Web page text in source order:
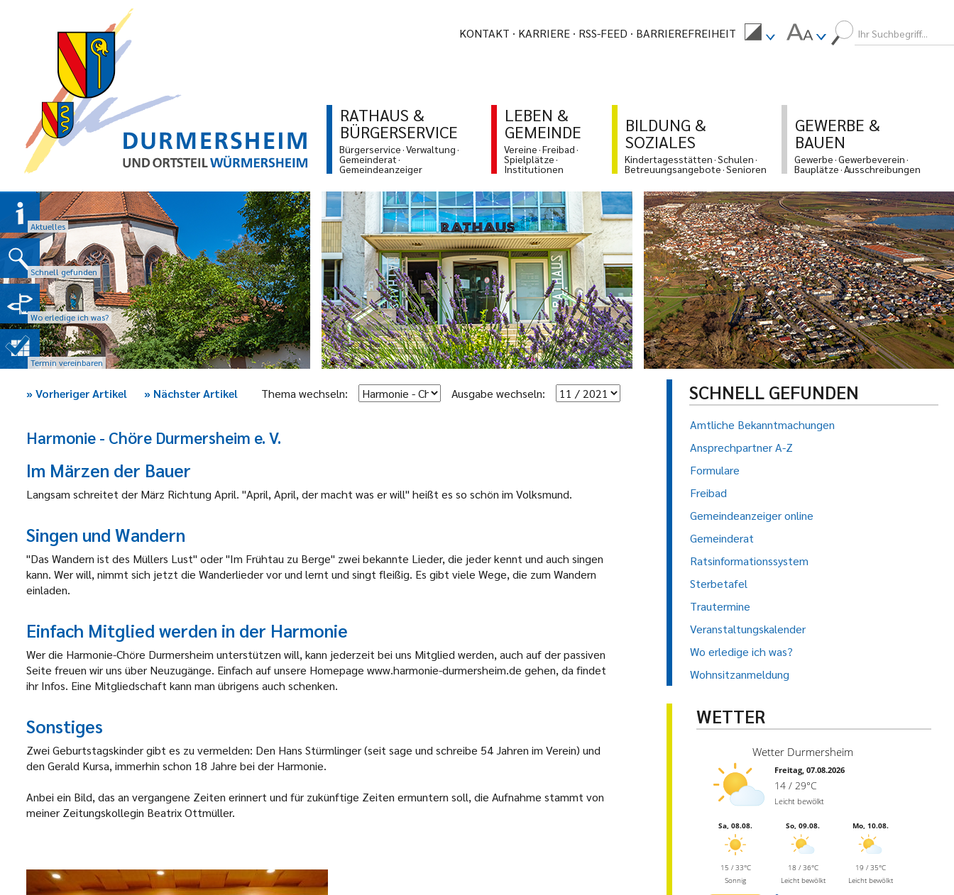
KONTAKT KARRIERE RSS-FEED BARRIEREFREIHEIT
RATHAUS &
BÜRGERSERVICE
Bürgerservice Verwaltung
Gemeinderat
Gemeindeanzeiger
LEBEN &
GEMEINDE
Vereine Freibad
Spielplätze
Institutionen
BILDUNG &
SOZIALES
Kindertagesstätten Schulen
Betreuungsangebote Senioren
GEWERBE &
BAUEN
Gewerbe Gewerbeverein
Bauplätze Ausschreibungen
Aktuelles
Schnell gefunden
Wo erledige ich was?
Termin vereinbaren
»Vorheriger Artikel » Nächster Artikel Thema wechseln: Ausgabe wechseln:
Harmonie - Chöre Durmersheim e. V.
Im Märzen der Bauer
Langsam schreitet der März Richtung April. "April, April, der macht was er will" heißt es so schön im Volksmund.
Singen und Wandern
"Das Wandern ist des Müllers Lust" oder "Im Frühtau zu Berge" zwei bekannte Lieder, die jeder kennt und auch singen
kann. Wer will, nimmt sich jetzt die Wanderlieder vor und lernt und singt fleißig. Es gibt viele Wege, die zum Wandern
einladen.
Einfach Mitglied werden in der Harmonie
Wer die Harmonie-Chöre Durmersheim unterstützen will, kann jederzeit bei uns Mitglied werden, auch auf der passiven
Seite freuen wir uns über Neuzugänge. Einfach auf unsere Homepage www.harmonie-durmersheim.de gehen, da findet
ihr Infos. Eine Mitgliedschaft kann man übrigens auch schenken.
Sonstiges
Zwei Geburtstagskinder gibt es zu vermelden: Den Hans Stürmlinger (seit sage und schreibe 54 Jahren im Verein) und
den Gerald Kursa, immerhin schon 18 Jahre bei der Harmonie.
Anbei ein Bild, das an vergangene Zeiten erinnert und für zukünftige Zeiten ermuntern soll, die Aufnahme stammt von
meiner Zeitungskollegin Beatrix Ottmüller.
SCHNELL GEFUNDEN
Amtliche Bekanntmachungen
Ansprechpartner A-Z
Formulare
Freibad
Gemeindeanzeiger online
Gemeinderat
Ratsinformationssystem
Sterbetafel
Trautermine
Veranstaltungskalender
Wo erledige ich was?
Wohnsitzanmeldung
WETTER
Wetter Durmersheim
Freitag, 07.08.2026
14 / 29°C
Leicht bewölkt
Sa, 08.08.
15 / 33°C
Sonnig
So, 09.08.
18 / 36°C
Leicht bewölkt
Mo, 10.08.
19 / 35°C
Leicht bewölkt